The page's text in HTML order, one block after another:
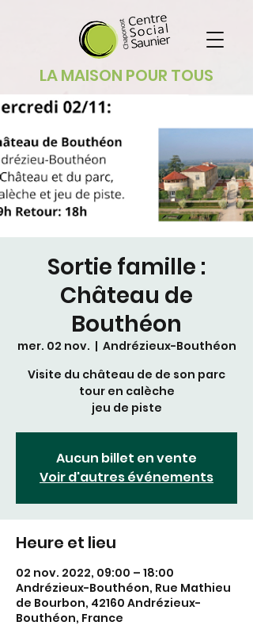
LA MAISON POUR TOUS
Sortie famille :
Château de
Bouthéon
mer. 02 nov.
  |
Andrézieux-Bouthéon
Visite du château de de son parc
tour en calèche
jeu de piste
Aucun billet en vente
Voir d'autres événements
Heure et lieu
02 nov. 2022, 09:00 – 18:00
Andrézieux-Bouthéon, Rue Mathieu
de Bourbon, 42160 Andrézieux-
Bouthéon, France